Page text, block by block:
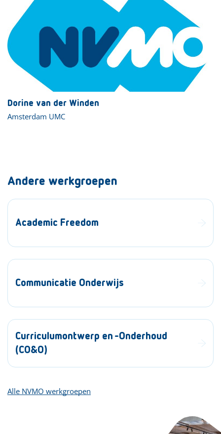
Dorine van der Winden
Amsterdam UMC
Andere werkgroepen
Academic Freedom
Communicatie Onderwijs
Curriculumontwerp en -Onderhoud
(CO&O)
Alle NVMO werkgroepen